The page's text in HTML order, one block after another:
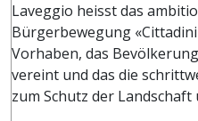
Laveggio heisst das
Bürgerbewegung
Vorhaben, das
vereint und das die
zum Schutz der